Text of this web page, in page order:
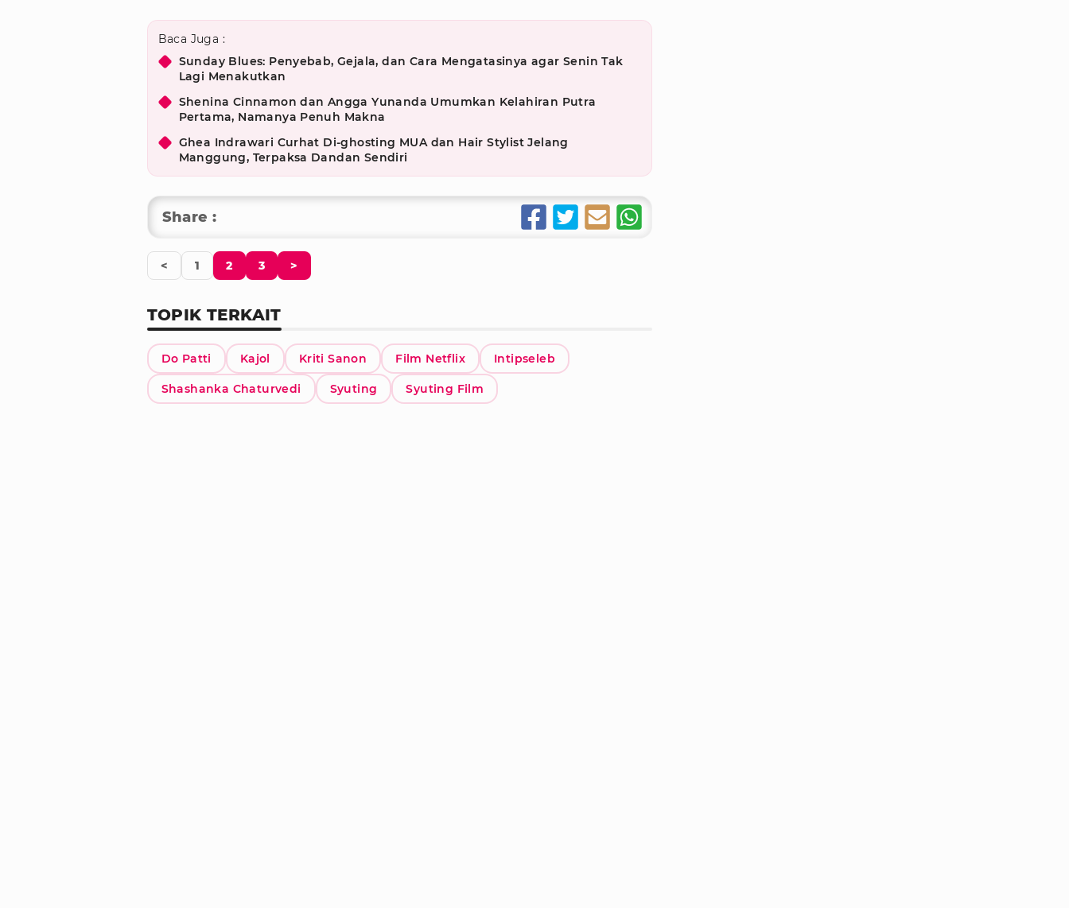
Baca Juga :
Sunday Blues: Penyebab, Gejala, dan Cara Mengatasinya agar Senin Tak
Lagi Menakutkan
Shenina Cinnamon dan Angga Yunanda Umumkan Kelahiran Putra
Pertama, Namanya Penuh Makna
Ghea Indrawari Curhat Di-ghosting MUA dan Hair Stylist Jelang
Manggung, Terpaksa Dandan Sendiri
Share :
< 1 2 3 >
TOPIK TERKAIT
Do Patti Kajol Kriti Sanon Film Netflix Intipseleb
Shashanka Chaturvedi Syuting Syuting Film